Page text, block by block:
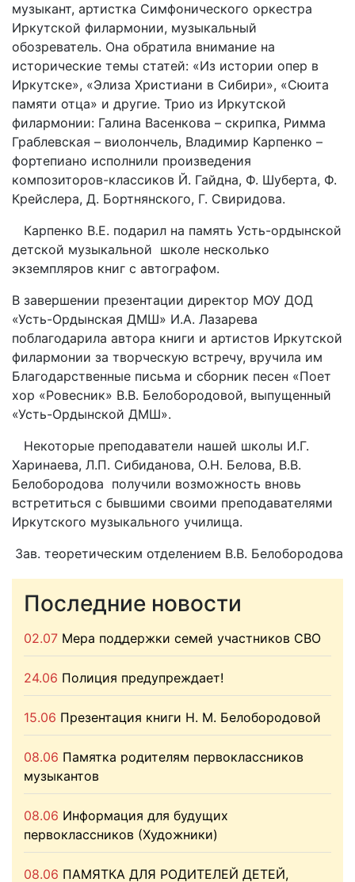
музыкант, артистка Симфонического оркестра
Иркутской филармонии, музыкальный
обозреватель. Она обратила внимание на
исторические темы статей: «Из истории опер в
Иркутске», «Элиза Христиани в Сибири», «Сюита
памяти отца» и другие. Трио из Иркутской
филармонии: Галина Васенкова – скрипка, Римма
Граблевская – виолончель, Владимир Карпенко –
фортепиано исполнили произведения
композиторов-классиков Й. Гайдна, Ф. Шуберта, Ф.
Крейслера, Д. Бортнянского, Г. Свиридова.
Карпенко В.Е. подарил на память Усть-ордынской
детской музыкальной школе несколько
экземпляров книг с автографом.
В завершении презентации директор МОУ ДОД
«Усть-Ордынская ДМШ» И.А. Лазарева
поблагодарила автора книги и артистов Иркутской
филармонии за творческую встречу, вручила им
Благодарственные письма и сборник песен «Поет
хор «Ровесник» В.В. Белобородовой, выпущенный
«Усть-Ордынской ДМШ».
Некоторые преподаватели нашей школы И.Г.
Харинаева, Л.П. Сибиданова, О.Н. Белова, В.В.
Белобородова получили возможность вновь
встретиться с бывшими своими преподавателями
Иркутского музыкального училища.
Зав. теоретическим отделением В.В. Белобородова
Последние новости
02.07 Мера поддержки семей участников СВО
24.06 Полиция предупреждает!
15.06 Презентация книги Н. М. Белобородовой
08.06 Памятка родителям первоклассников
музыкантов
08.06 Информация для будущих
первоклассников (Художники)
08.06 ПАМЯТКА ДЛЯ РОДИТЕЛЕЙ ДЕТЕЙ,